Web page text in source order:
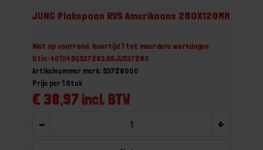
JUNG Plakspaan RVS Amerikaans 280X120MM
Niet op voorraad, levertijd 1 tot meerdere werkdagen
Gtin: 4010496537283,BBJU537280
Artikelnummer merk: 53728000
€ 38,97 incl. BTW
Prijs per 1 Stuk
- +